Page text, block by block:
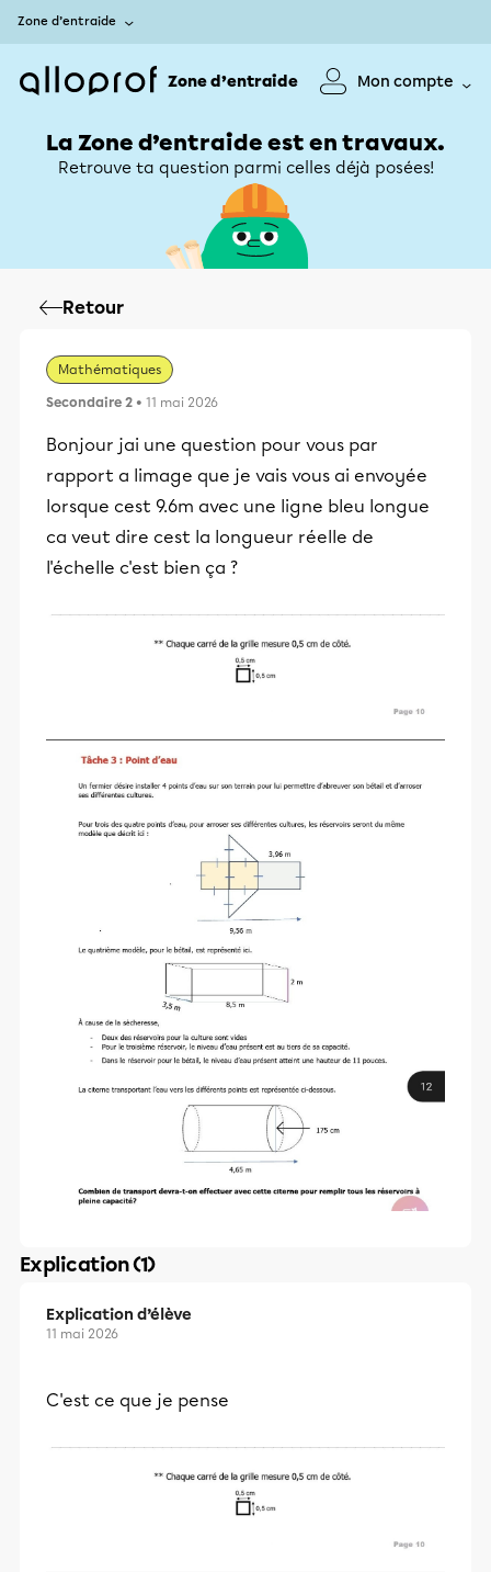
Zone d’entraide
Zone d’entraide Mon compte
La Zone d’entraide est en travaux.
Retrouve ta question parmi celles déjà posées!
Retour
Mathématiques
Secondaire 2 • 11 mai 2026
Bonjour jai une question pour vous par
rapport a limage que je vais vous ai envoyée
lorsque cest 9.6m avec une ligne bleu longue
ca veut dire cest la longueur réelle de
l'échelle c'est bien ça ?
Explication (1)
Explication d’élève
11 mai 2026
C'est ce que je pense